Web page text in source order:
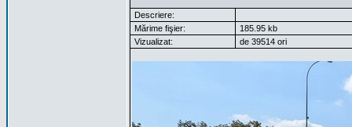
Descriere:
Mărime fişier:
185.95 kb
Vizualizat:
de 39514 ori